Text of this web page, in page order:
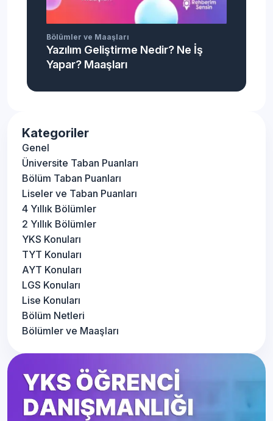
Bölümler ve Maaşları
Yazılım Geliştirme Nedir? Ne İş
Yapar? Maaşları
Kategoriler
Genel
Üniversite Taban Puanları
Bölüm Taban Puanları
Liseler ve Taban Puanları
4 Yıllık Bölümler
2 Yıllık Bölümler
YKS Konuları
TYT Konuları
AYT Konuları
LGS Konuları
Lise Konuları
Bölüm Netleri
Bölümler ve Maaşları